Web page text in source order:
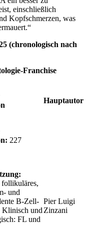
einschließlich
Kopfschmerzen, was
(chronologisch nach
Franchise
Hauptautor
227
und
B-Zell-
Klinisch und
FL und
Pier Luigi
Zinzani